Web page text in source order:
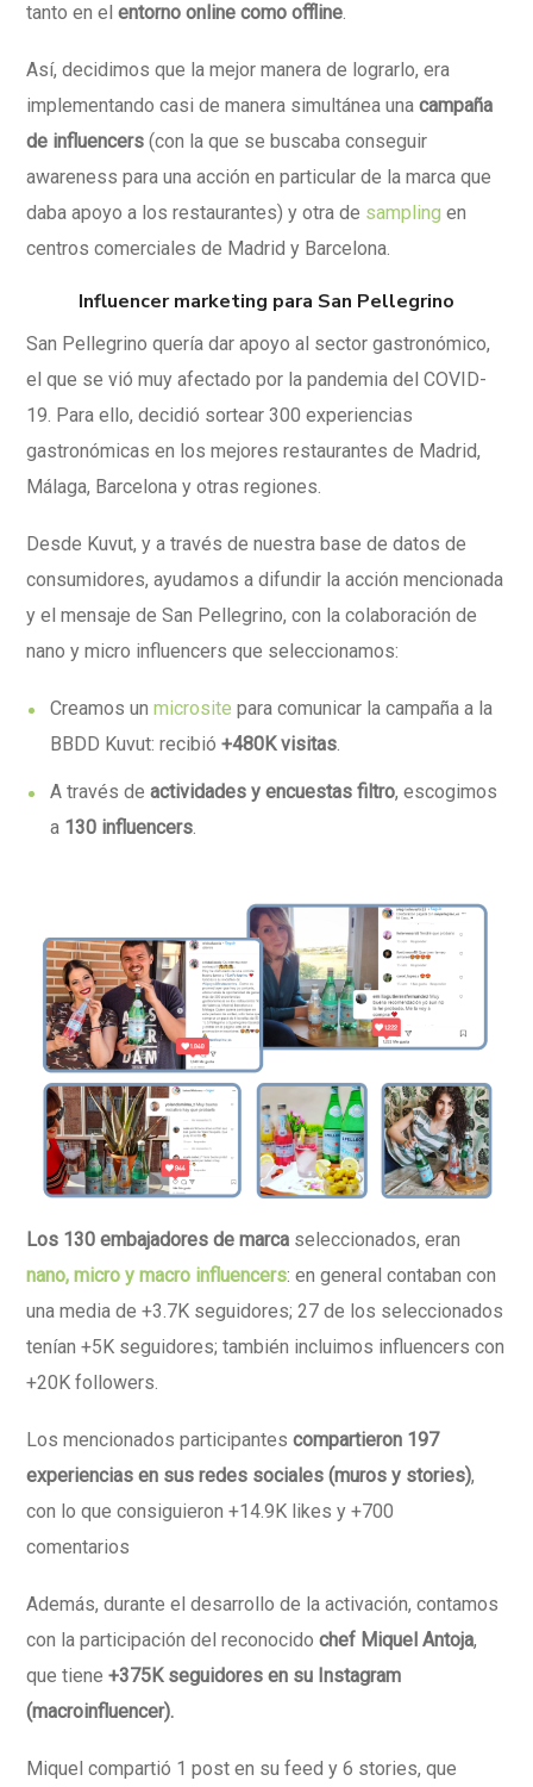
tanto en elentorno online como offline.
Así, decidimos que la mejor manera de lograrlo, era
implementando casi de manera simultánea unacampaña
de influencers(con la que se buscaba conseguir
awareness para una acción en particular de la marca que
daba apoyo a los restaurantes) y otra de samplingen
centros comerciales de Madrid y Barcelona.
Influencer marketing para San Pellegrino
San Pellegrino quería dar apoyo al sector gastronómico,
el que se vió muy afectado por la pandemia del COVID-
19. Para ello, decidió sortear 300 experiencias
gastronómicas en los mejores restaurantes de Madrid,
Málaga, Barcelona y otras regiones.
Desde Kuvut, y a través de nuestra base de datos de
consumidores, ayudamos a difundir la acción mencionada
y el mensaje de San Pellegrino, con la colaboración de
nano y micro influencers que seleccionamos:
Creamos unmicrosite para comunicar la campaña a la
BBDD Kuvut: recibió+480K visitas.
A través deactividades y encuestas filtro, escogimos
a 130 influencers.
Los 130 embajadores de marca seleccionados, eran
nano, micro y macro influencers: en general contaban con
una media de +3.7K seguidores; 27 de los seleccionados
tenían +5K seguidores; también incluimos influencers con
+20K followers.
Los mencionados participantescompartieron 197
experiencias en sus redes sociales (muros y stories),
con lo que consiguieron +14.9K likes y +700
comentarios
Además, durante el desarrollo de la activación, contamos
con la participación del reconocidochef Miquel Antoja,
que tiene+375K seguidores en su Instagram
(macroinfluencer).
Miquel compartió 1 post en su feed y 6 stories, que